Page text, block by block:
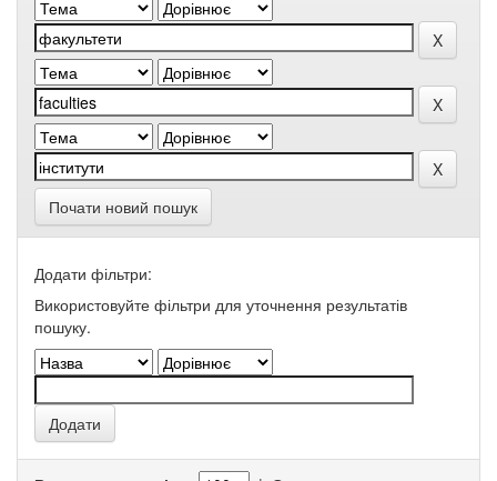
Почати новий пошук
Додати фільтри:
Використовуйте фільтри для уточнення результатів
пошуку.